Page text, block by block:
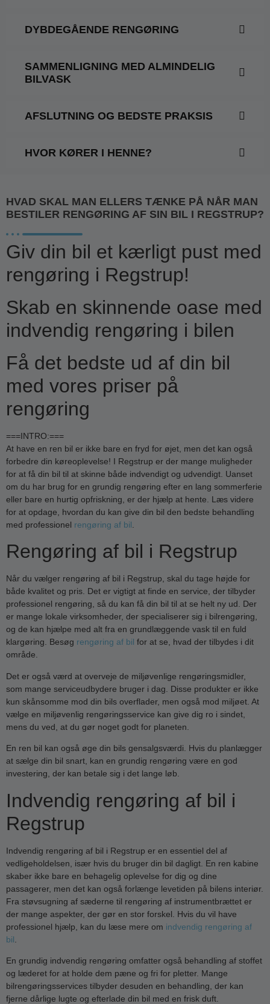
DYBDEGÅENDE RENGØRING
SAMMENLIGNING MED ALMINDELIG
BILVASK
AFSLUTNING OG BEDSTE PRAKSIS
HVOR KØRER I HENNE?
HVAD SKAL MAN ELLERS TÆNKE PÅ NÅR MAN
BESTILER RENGØRING AF SIN BIL I REGSTRUP?
Giv din bil et kærligt pust med
rengøring i Regstrup!
Skab en skinnende oase med
indvendig rengøring i bilen
Få det bedste ud af din bil
med vores priser på
rengøring
===INTRO:===
At have en ren bil er ikke bare en fryd for øjet, men det kan også
forbedre din køreoplevelse! I Regstrup er der mange muligheder
for at få din bil til at skinne både indvendigt og udvendigt. Uanset
om du har brug for en grundig rengøring efter en lang sommerferie
eller bare en hurtig opfriskning, er der hjælp at hente. Læs videre
for at opdage, hvordan du kan give din bil den bedste behandling
med professionel rengøring af bil
Rengøring af bil i Regstrup
Når du vælger rengøring af bil i Regstrup, skal du tage højde for
både kvalitet og pris. Det er vigtigt at finde en service, der tilbyder
professionel rengøring, så du kan få din bil til at se helt ny ud. Der
er mange lokale virksomheder, der specialiserer sig i bilrengøring,
og de kan hjælpe med alt fra en grundlæggende vask til en fuld
klargøring. Besøg rengøring af bil for at se, hvad der tilbydes i dit
område.
Det er også værd at overveje de miljøvenlige rengøringsmidler,
som mange serviceudbydere bruger i dag. Disse produkter er ikke
kun skånsomme mod din bils overflader, men også mod miljøet. At
vælge en miljøvenlig rengøringsservice kan give dig ro i sindet,
mens du ved, at du gør noget godt for planeten.
En ren bil kan også øge din bils gensalgsværdi. Hvis du planlægger
at sælge din bil snart, kan en grundig rengøring være en god
investering, der kan betale sig i det lange løb.
Indvendig rengøring af bil i
Regstrup
Indvendig rengøring af bil i Regstrup er en essentiel del af
vedligeholdelsen, især hvis du bruger din bil dagligt. En ren kabine
skaber ikke bare en behagelig oplevelse for dig og dine
passagerer, men det kan også forlænge levetiden på bilens interiør.
Fra støvsugning af sæderne til rengøring af instrumentbrættet er
der mange aspekter, der gør en stor forskel. Hvis du vil have
professionel hjælp, kan du læse mere om indvendig rengøring af
bil
En grundig indvendig rengøring omfatter også behandling af stoffet
og læderet for at holde dem pæne og fri for pletter. Mange
bilrengøringsservices tilbyder desuden en behandling, der kan
fjerne dårlige lugte og efterlade din bil med en frisk duft.